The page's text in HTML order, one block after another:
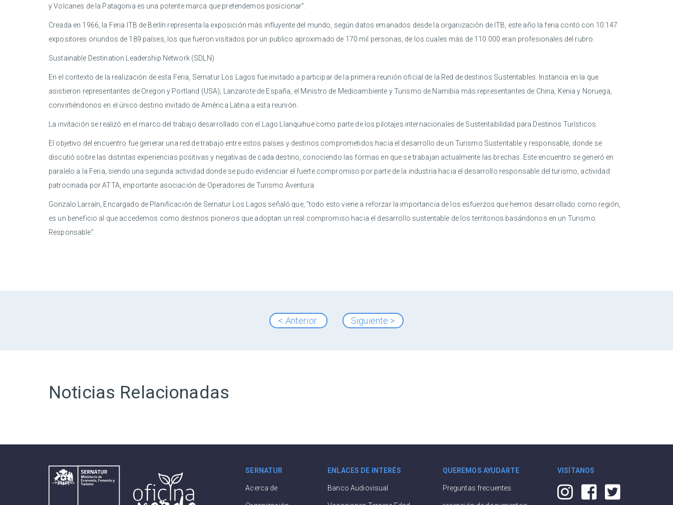
y Volcanes de la Patagonia es una potente marca que pretendemos posicionar”.
Creada en 1966, la Feria ITB de Berlín representa la exposición más influyente del mundo, según datos emanados desde la organización de ITB, este año la feria contó con 10.147
expositores oriundos de 189 países, los que fueron visitados por un publico aproximado de 170 mil personas, de los cuales más de 110.000 eran profesionales del rubro.
Sustainable Destination Leadership Network (SDLN)
En el contexto de la realización de esta Feria, Sernatur Los Lagos fue invitado a participar de la primera reunión oficial de la Red de destinos Sustentables. Instancia en la que
asistieron representantes de Oregon y Portland (USA), Lanzarote de España, el Ministro de Medioambiente y Turismo de Namibia más representantes de China, Kenia y Noruega,
convirtiéndonos en el único destino invitado de América Latina a esta reunión.
La invitación se realizó en el marco del trabajo desarrollado con el Lago Llanquihue como parte de los pilotajes internacionales de Sustentabilidad para Destinos Turísticos.
El objetivo del encuentro fue generar una red de trabajo entre estos países y destinos comprometidos hacia el desarrollo de un Turismo Sustentable y responsable, donde se
discutió sobre las distintas experiencias positivas y negativas de cada destino, conociendo las formas en que se trabajan actualmente las brechas. Este encuentro se generó en
paralelo a la Feria, siendo una segunda actividad donde se pudo evidenciar el fuerte compromiso por parte de la industria hacia el desarrollo responsable del turismo, actividad
patrocinada por ATTA, importante asociación de Operadores de Turismo Aventura.
Gonzalo Larraín, Encargado de Planificación de Sernatur Los Lagos señaló que, “todo esto viene a reforzar la importancia de los esfuerzos que hemos desarrollado como región,
es un beneficio al que accedemos como destinos pioneros que adoptan un real compromiso hacia el desarrollo sustentable de los territorios basándonos en un Turismo
Responsable”.
< Anterior Siguiente >
Noticias Relacionadas
SERNATUR
Acerca de
ENLACES DE INTERÉS
Banco Audiovisual
QUEREMOS AYUDARTE
Preguntas frecuentes
VISÍTANOS